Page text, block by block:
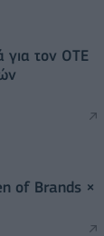
για τον ΟΤΕ
of Brands ×